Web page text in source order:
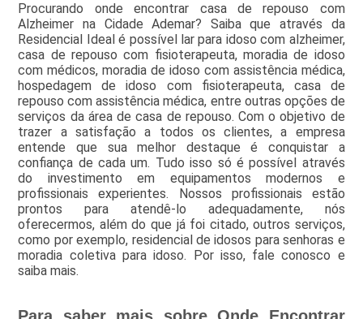
Procurando onde encontrar casa de repouso com
Alzheimer na Cidade Ademar? Saiba que através da
Residencial Ideal é possível lar para idoso com alzheimer,
casa de repouso com fisioterapeuta, moradia de idoso
com médicos, moradia de idoso com assistência médica,
hospedagem de idoso com fisioterapeuta, casa de
repouso com assistência médica, entre outras opções de
serviços da área de casa de repouso. Com o objetivo de
trazer a satisfação a todos os clientes, a empresa
entende que sua melhor destaque é conquistar a
confiança de cada um. Tudo isso só é possível através
do investimento em equipamentos modernos e
profissionais experientes. Nossos profissionais estão
prontos para atendê-lo adequadamente, nós
oferecermos, além do que já foi citado, outros serviços,
como por exemplo, residencial de idosos para senhoras e
moradia coletiva para idoso. Por isso, fale conosco e
saiba mais.